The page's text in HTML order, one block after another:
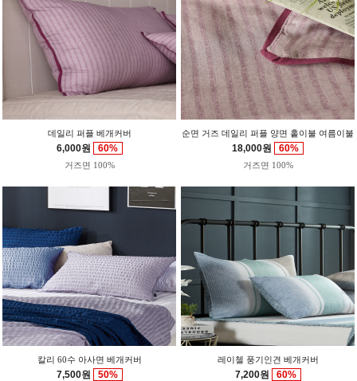
데일리 퍼플 베개커버
6,000원 60%
거즈면 100%
순면 거즈 데일리 퍼플 양면 홑이불 여름이불
18,000원 60%
거즈면 100%
칼리 60수 아사면 베개커버
7,500원 50%
레이첼 풍기인견 베개커버
7,200원 60%